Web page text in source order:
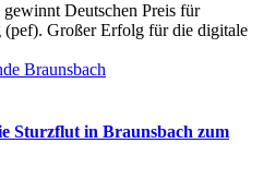
gewinnt Deutschen Preis für
Großer Erfolg für die digitale
Sturzflut in Braunsbach zum